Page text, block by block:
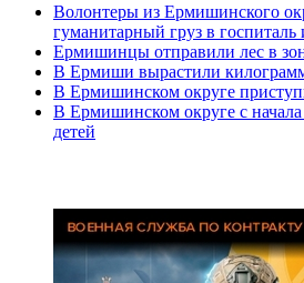
Волонтеры из Ермишинского
гуманитарный груз в госпиталь
Ермишинцы отправили лес в
В Ермиши вырастили
В Ермишинском округе
В Ермишинском округе с начала
детей